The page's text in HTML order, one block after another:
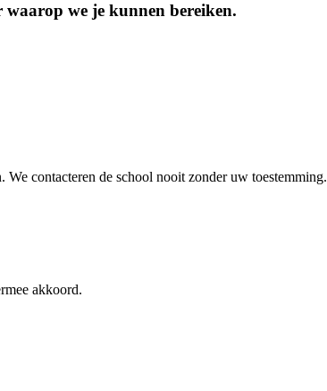
we je kunnen bereiken.
contacteren de school nooit zonder uw toestemming.
akkoord.